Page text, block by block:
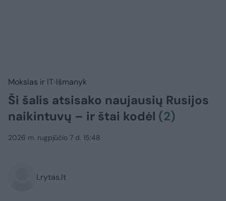
Mokslas ir IT Išmanyk
Ši šalis atsisako naujausių Rusijos
naikintuvų – ir štai kodėl (2)
2026 m. rugpjūčio 7 d. 15:48
Lrytas.lt